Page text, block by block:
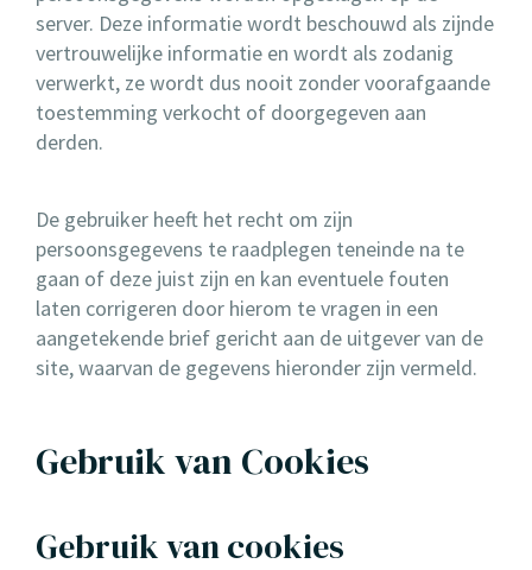
server. Deze informatie wordt beschouwd als zijnde
vertrouwelijke informatie en wordt als zodanig
verwerkt, ze wordt dus nooit zonder voorafgaande
toestemming verkocht of doorgegeven aan
derden.
De gebruiker heeft het recht om zijn
persoonsgegevens te raadplegen teneinde na te
gaan of deze juist zijn en kan eventuele fouten
laten corrigeren door hierom te vragen in een
aangetekende brief gericht aan de uitgever van de
site, waarvan de gegevens hieronder zijn vermeld.
Gebruik van Cookies
Gebruik van cookies